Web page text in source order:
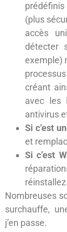
(plus
accès
détecter
exemple)
créant
avec les
antivirus
Si c’est
et
Si c’est
réinstallez.
Nombreuses
surchauffe,
j’en passe.